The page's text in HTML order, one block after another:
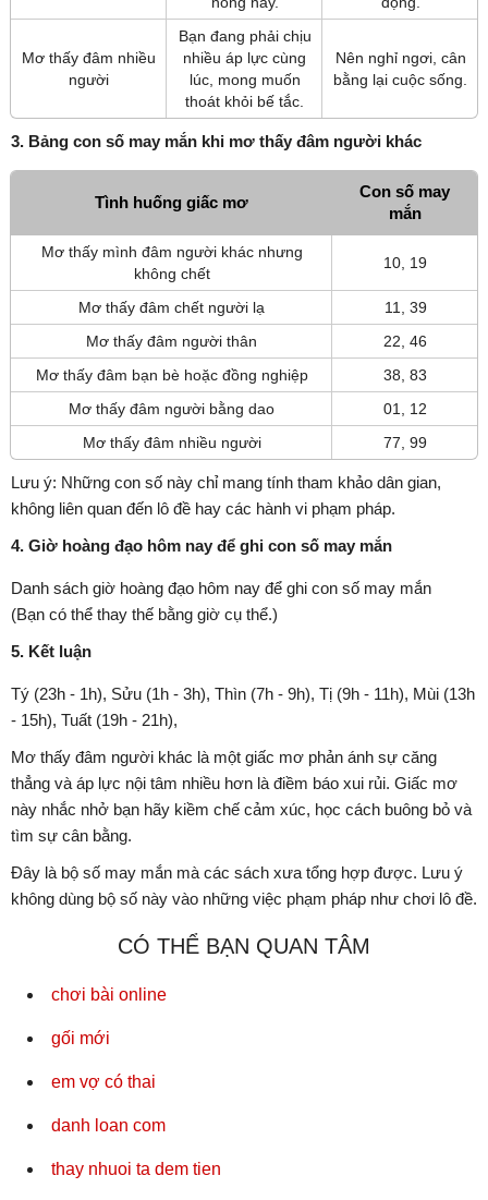
Mơ thấy đâm nhiều
người
Bạn đang phải chịu
nhiều áp lực cùng
lúc, mong muốn
thoát khỏi bế tắc.
Nên nghỉ ngơi, cân
bằng lại cuộc sống.
3. Bảng con số may mắn khi mơ thấy đâm người khác
Tình huống giấc mơ
Con số may
mắn
Mơ thấy mình đâm người khác nhưng
không chết
10, 19
Mơ thấy đâm chết người lạ
11, 39
Mơ thấy đâm người thân
22, 46
Mơ thấy đâm bạn bè hoặc đồng nghiệp
38, 83
Mơ thấy đâm người bằng dao
01, 12
Mơ thấy đâm nhiều người
77, 99
Lưu ý: Những con số này chỉ mang tính tham khảo dân gian,
không liên quan đến lô đề hay các hành vi phạm pháp.
4. Giờ hoàng đạo hôm nay để ghi con số may mắn
Danh sách giờ hoàng đạo hôm nay để ghi con số may mắn
(Bạn có thể thay thế bằng giờ cụ thể.)
5. Kết luận
Tý (23h - 1h), Sửu (1h - 3h), Thìn (7h - 9h), Tị (9h - 11h), Mùi (13h
- 15h), Tuất (19h - 21h),
Mơ thấy đâm người khác là một giấc mơ phản ánh sự căng
thẳng và áp lực nội tâm nhiều hơn là điềm báo xui rủi. Giấc mơ
này nhắc nhở bạn hãy kiềm chế cảm xúc, học cách buông bỏ và
tìm sự cân bằng.
Đây là bộ số may mắn mà các sách xưa tổng hợp được. Lưu ý
không dùng bộ số này vào những việc phạm pháp như chơi lô đề.
CÓ THỂ BẠN QUAN TÂM
chơi bài online
gối mới
em vợ có thai
danh loan com
thay nhuoi ta dem tien